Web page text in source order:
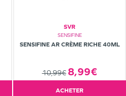
SVR
SENSIFINE
SENSIFINE AR CRÈME RICHE 40ML
10,99€ 8,99€
ACHETER